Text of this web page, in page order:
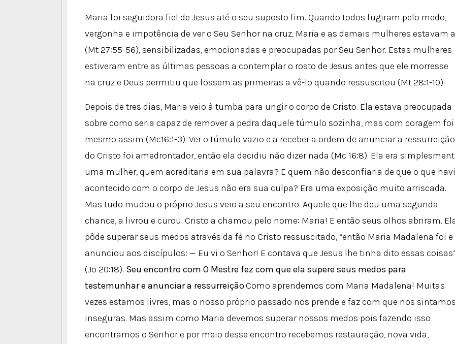
Maria foi seguidora fiel de Jesus até o seu suposto fim. Quando todos fugiram pelo medo,
vergonha e impotência de ver o Seu Senhor na cruz, Maria e as demais mulheres estavam
(Mt 27:55-56), sensibilizadas, emocionadas e preocupadas por Seu Senhor. Estas mulheres
estiveram entre as últimas pessoas a contemplar o rosto de Jesus antes que ele morresse
na cruz e Deus permitiu que fossem as primeiras a vê-lo quando ressuscitou (Mt 28:1-10).
Depois de tres dias, Maria veio à tumba para ungir o corpo de Cristo. Ela estava preocupada
sobre como seria capaz de remover a pedra daquele túmulo sozinha, mas com coragem foi
mesmo assim (Mc16:1-3). Ver o túmulo vazio e a receber a ordem de anunciar a ressurreição
do Cristo foi amedrontador, então ela decidiu não dizer nada (Mc 16:8). Ela era
uma mulher, quem acreditaria em sua palavra? E quem não desconfiaria de que o que
acontecido com o corpo de Jesus não era sua culpa? Era uma exposição muito arriscada.
Mas tudo mudou o próprio Jesus veio a seu encontro. Aquele que lhe deu uma segunda
chance, a livrou e curou. Cristo a chamou pelo nome: Maria! E então seus olhos abriram.
pôde superar seus medos através da fé no Cristo ressuscitado, “então Maria Madalena foi e
anunciou aos discípulos: — Eu vi o Senhor! E contava que Jesus lhe tinha dito essas coisas”
(Jo 20:18). Seu encontro com O Mestre fez com que ela supere seus medos para
testemunhar e anunciar a ressurreição.Como aprendemos com Maria Madalena! Muitas
vezes estamos livres, mas o nosso próprio passado nos prende e faz com que nos sintamos
inseguras. Mas assim como Maria devemos superar nossos medos pois fazendo isso
encontramos o Senhor e por meio desse encontro recebemos restauração, nova vida,